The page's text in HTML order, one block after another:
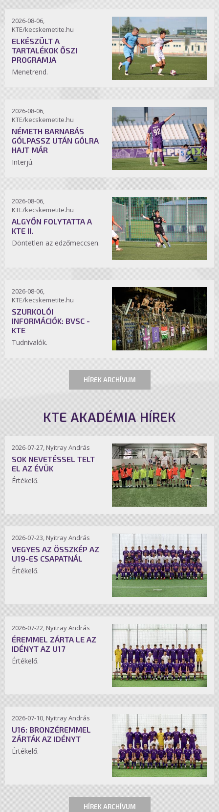
2026-08-06,
KTE/kecskemetite.hu
ELKÉSZÜLT A
TARTALÉKOK ŐSZI
PROGRAMJA
Menetrend.
2026-08-06,
KTE/kecskemetite.hu
NÉMETH BARNABÁS
GÓLPASSZ UTÁN GÓLRA
HAJT MÁR
Interjú.
2026-08-06,
KTE/kecskemetite.hu
ALGYŐN FOLYTATTA A
KTE II.
Döntetlen az edzőmeccsen.
2026-08-06,
KTE/kecskemetite.hu
SZURKOLÓI
INFORMÁCIÓK: BVSC -
KTE
Tudnivalók.
HÍREK ARCHÍVUM
KTE AKADÉMIA HÍREK
2026-07-27, Nyitray András
SOK NEVETÉSSEL TELT
EL AZ ÉVÜK
Értékelő.
2026-07-23, Nyitray András
VEGYES AZ ÖSSZKÉP AZ
U19-ES CSAPATNÁL
Értékelő.
2026-07-22, Nyitray András
ÉREMMEL ZÁRTA LE AZ
IDÉNYT AZ U17
Értékelő.
2026-07-10, Nyitray András
U16: BRONZÉREMMEL
ZÁRTÁK AZ IDÉNYT
Értékelő.
HÍREK ARCHÍVUM